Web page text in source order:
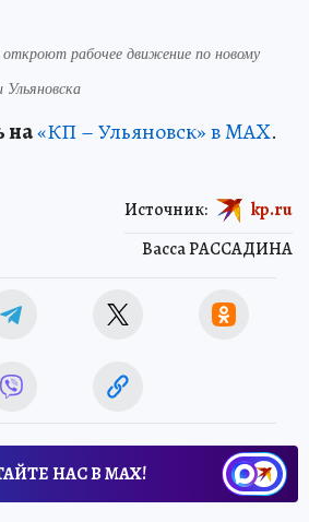
откроют рабочее движение по новому
на«КП – Ульяновск» в MAX.
Васса РАССАДИНА
Источник: kp.ru
НАС В МАХ!